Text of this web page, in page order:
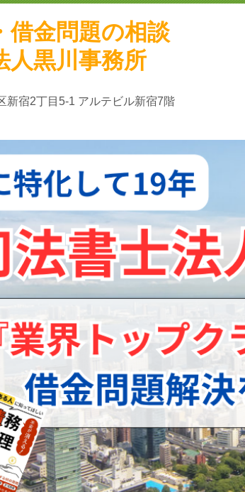
借金問題の相談
人黒川事務所
新宿2丁目5-1 アルテビル新宿7階